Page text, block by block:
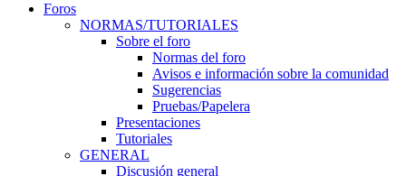
Foros
NORMAS/TUTORIALES
Sobre el foro
Normas del foro
Avisos e información sobre la comunidad
Sugerencias
Pruebas/Papelera
Presentaciones
Tutoriales
GENERAL
Discusión general